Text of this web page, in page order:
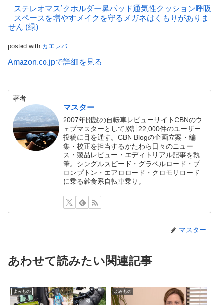
ステレオマス’クホルダー鼻パッド通気性クッション呼吸
スペースを増やすメイクを守るメガネはくもりがありま
せん (緑)
posted with カエレバ
Amazon.co.jpで詳細を見る
著者
マスター
2007年開設の自転車レビューサイトCBNのウ
ェブマスターとして累計22,000件のユーザー
投稿に目を通す。CBN Blogの企画立案・編
集・校正を担当するかたわら日々のニュー
ス・製品レビュー・エディトリアル記事を執
筆。シングルスピード・グラベルロード・ブ
ロンプトン・エアロロード・クロモリロード
に乗る雑食系自転車乗り。
マスター
あわせて読みたい関連記事
よみもの よみもの